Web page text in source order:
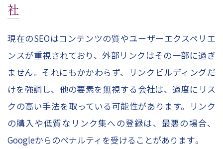
社
現在のSEOはコンテンツの質やユーザーエクスペリエ
ンスが重視されており、外部リンクはその一部に過ぎ
ません。それにもかかわらず、リンクビルディングだ
けを強調し、他の要素を無視する会社は、過度にリス
クの高い手法を取っている可能性があります。リンク
の購入や低質なリンク集への登録は、最悪の場合、
Googleからのペナルティを受けることがあります​。